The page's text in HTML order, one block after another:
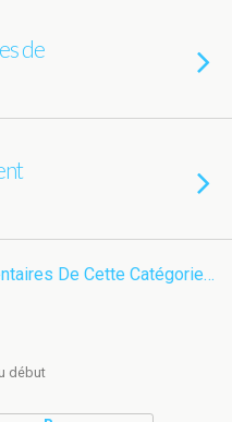
de
De Cette Catégorie…
début